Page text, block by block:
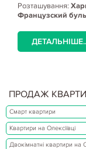
Розташування:
Французский
ПРОДАЖ
Смарт квартири
Квартири на Олексіївці
Двокімнатні квартири на